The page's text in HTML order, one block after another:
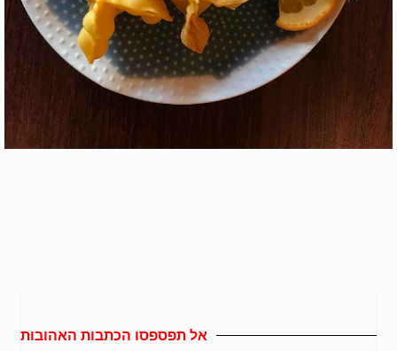
אל תפספסו הכתבות האהובות